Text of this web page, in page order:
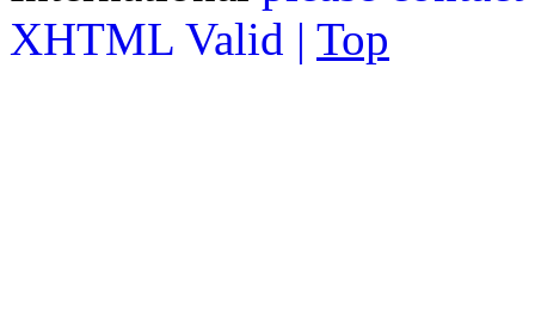
XHTML Valid | Top